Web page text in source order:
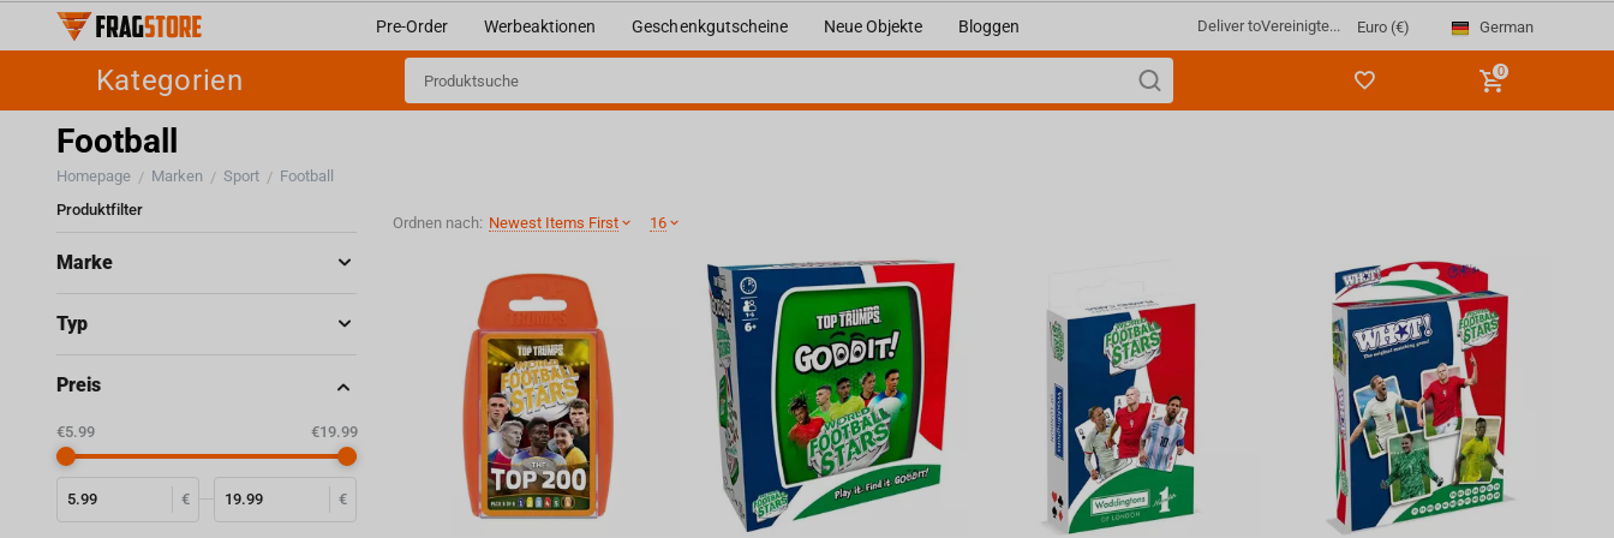
Pre-Order Werbeaktionen Geschenkgutscheine Neue Objekte Bloggen Deliver toVereinigte... Euro (€) German
Kategorien 0
Football
Homepage / Marken / Sport / Football
Ordnen nach: Newest Items First 16
Produktfilter
Marke
Typ
Preis
€ €
‎€5.99 ‎€19.99